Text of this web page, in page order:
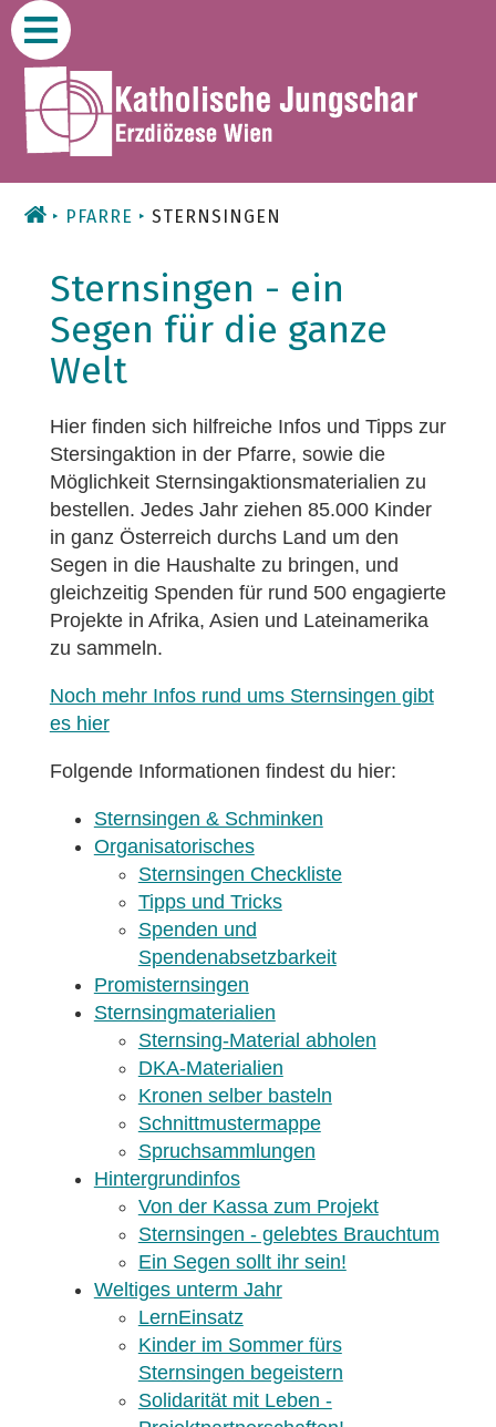
Zum
Inhalt
PFARRE STERNSINGEN
Sternsingen - ein
Segen für die ganze
Welt
Hier finden sich hilfreiche Infos und Tipps zur
Stersingaktion in der Pfarre, sowie die
Möglichkeit Sternsingaktionsmaterialien zu
bestellen. Jedes Jahr ziehen 85.000 Kinder
in ganz Österreich durchs Land um den
Segen in die Haushalte zu bringen, und
gleichzeitig Spenden für rund 500 engagierte
Projekte in Afrika, Asien und Lateinamerika
zu sammeln.
Noch mehr Infos rund ums Sternsingen gibt
es hier
Folgende Informationen findest du hier:
Sternsingen & Schminken
Organisatorisches
Sternsingen Checkliste
Tipps und Tricks
Spenden und
Spendenabsetzbarkeit
Promisternsingen
Sternsingmaterialien
Sternsing-Material abholen
DKA-Materialien
Kronen selber basteln
Schnittmustermappe
Spruchsammlungen
Hintergrundinfos
Von der Kassa zum Projekt
Sternsingen - gelebtes Brauchtum
Ein Segen sollt ihr sein!
Weltiges unterm Jahr
LernEinsatz
Kinder im Sommer fürs
Sternsingen begeistern
Solidarität mit Leben -